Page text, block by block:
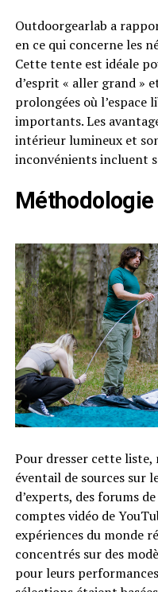
Outdoorgearlab a
en ce qui concerne les
Cette tente est idéale
d’esprit « aller grand »
prolongées où l’espace
importants. Les
intérieur lumineux et
inconvénients incluent
Méthodologie
Pour dresser cette liste,
éventail de sources sur
d’experts, des forums
comptes vidéo de
expériences du monde
concentrés sur des
pour leurs